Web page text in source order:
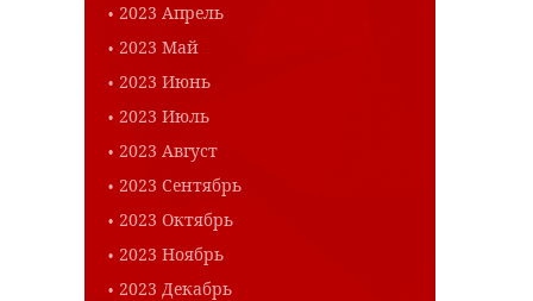
2023 Апрель
2023 Май
2023 Июнь
2023 Июль
2023 Август
2023 Сентябрь
2023 Октябрь
2023 Ноябрь
2023 Декабрь